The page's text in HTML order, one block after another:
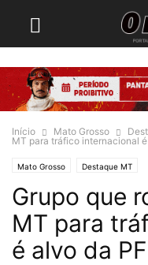
Início Mato Grosso
MT para tráfico internacional
Mato Grosso Destaque MT
Grupo que
MT para
é alvo da